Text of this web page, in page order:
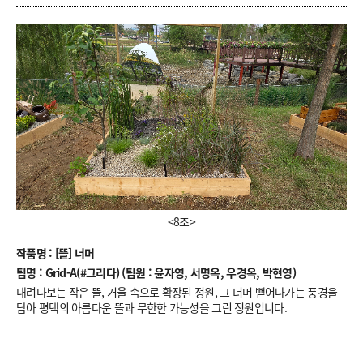
<8조>
작품명 : [뜰] 너머
팀명 : Grid-A(#그리다) (팀원 : 윤자영, 서명옥, 우경옥, 박현영)
내려다보는 작은 뜰, 거울 속으로 확장된 정원, 그 너머 뻗어나가는 풍경을
담아 평택의 아름다운 뜰과 무한한 가능성을 그린 정원입니다.